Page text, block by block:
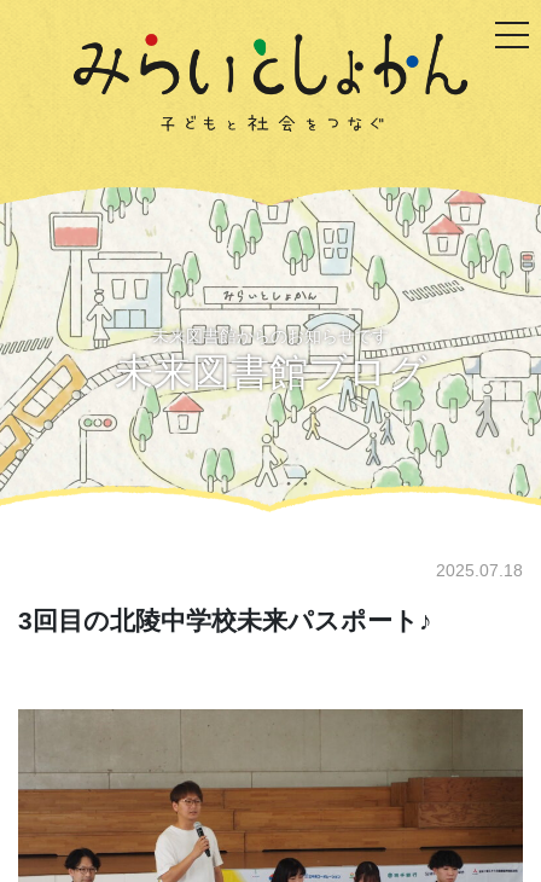
未来図書館からのお知らせです
未来図書館ブログ
2025.07.18
3回目の北陵中学校未来パスポート♪